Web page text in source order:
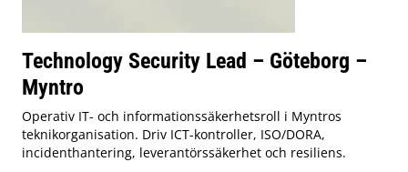
Technology Security Lead – Göteborg –
Myntro
Operativ IT- och informationssäkerhetsroll i Myntros
teknikorganisation. Driv ICT-kontroller, ISO/DORA,
incidenthantering, leverantörssäkerhet och resiliens.